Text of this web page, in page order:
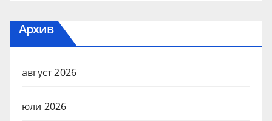
Архив
август 2026
юли 2026